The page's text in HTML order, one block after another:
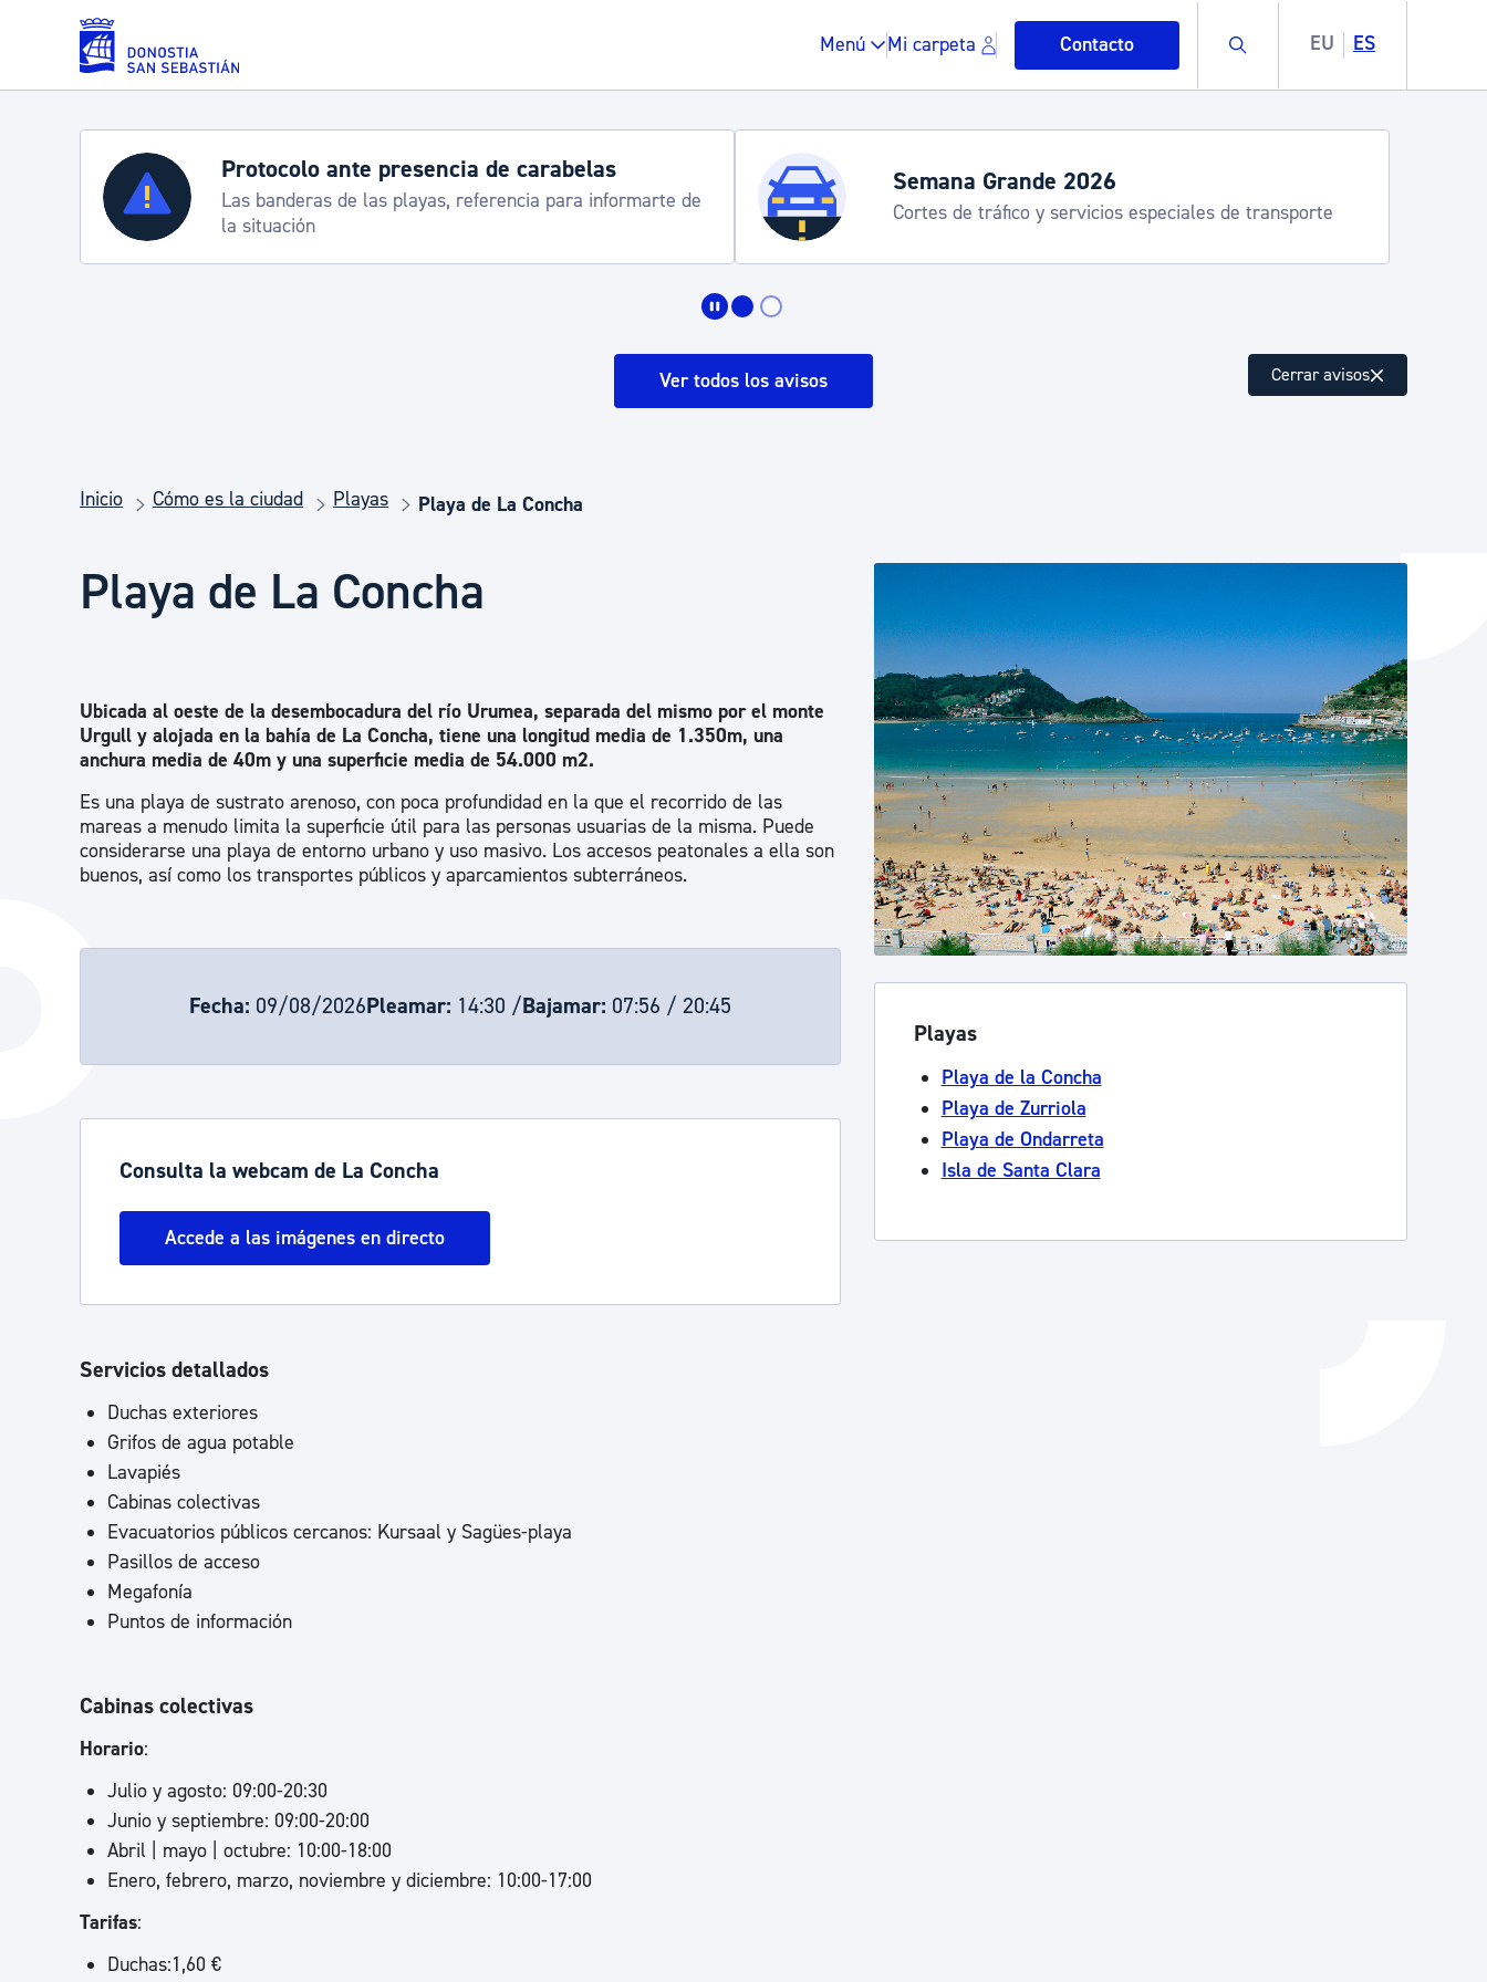
Saltar al contenido principal
Menú Mi carpeta Contacto Buscar EU ES
Servicios
Padrón y asuntos personales
Espacio público, residuos y medioambiente
Seguridad ciudadana y emergencias
Salud Pública, animales y consumo
Igualdad, Derechos Humanos y convivencia
Participación ciudadana y asociacionismo Cultura
Deporte Turismo
Actualidad
Portal de transparencia
carabelas
para informarte de
Semana Grande 2026
Cortes de tráfico y servicios especiales de transporte
Semana Grande 2026: programa
8-15 agosto
Ver todos los avisos Cerrar avisos
Inicio Cómo es la ciudad Playas Playa de La Concha
Playa de La Concha
Ubicada al oeste de la desembocadura del río Urumea, separada del mismo por el monte
Urgull y alojada en la bahía de La Concha, tiene una longitud media de 1.350m, una
anchura media de 40m y una superficie media de 54.000 m2.
Es una playa de sustrato arenoso, con poca profundidad en la que el recorrido de las
mareas a menudo limita la superficie útil para las personas usuarias de la misma. Puede
considerarse una playa de entorno urbano y uso masivo. Los accesos peatonales a ella son
buenos, así como los transportes públicos y aparcamientos subterráneos.
Fecha: 09/08/2026Pleamar: 14:30 /Bajamar: 07:56 / 20:45
Consulta la webcam de La Concha
Accede a las imágenes en directo
Playas
Playa de la Concha
Playa de Zurriola
Playa de Ondarreta
Isla de Santa Clara
Servicios detallados
Duchas exteriores
Grifos de agua potable
Lavapiés
Cabinas colectivas
Evacuatorios públicos cercanos: Kursaal y Sagües-playa
Pasillos de acceso
Megafonía
Puntos de información
Cabinas colectivas
Horario:
Julio y agosto: 09:00-20:30
Junio y septiembre: 09:00-20:00
Abril | mayo | octubre: 10:00-18:00
Enero, febrero, marzo, noviembre y diciembre: 10:00-17:00
Tarifas:
Duchas:1,60 €